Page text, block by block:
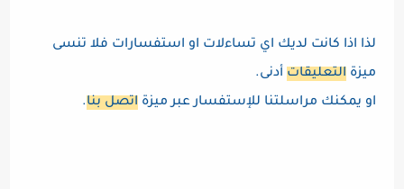
لذا اذا كانت لديك اي تساءلات او استفسارات فلا تنسى
ميزة التعليقات أدنى.
او يمكنك مراسلتنا للإستفسار عبر ميزة اتصل بنا.